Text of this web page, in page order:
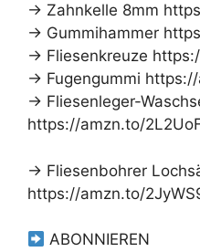
→ Zahnkelle 8mm
→ Gummihammer
→ Fliesenkreuze
→ Fugengummi
→ Fliesenleger-
https://amzn.to/
→ Fliesenbohrer
https://amzn.to/
ABONNIEREN